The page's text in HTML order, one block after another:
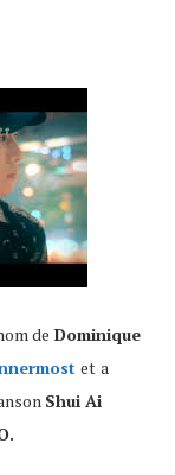
de Dominique
et a
Shui Ai